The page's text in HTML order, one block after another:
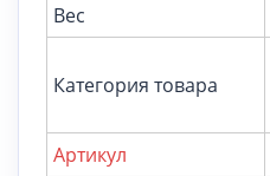
Вес
Категория товара
Артикул